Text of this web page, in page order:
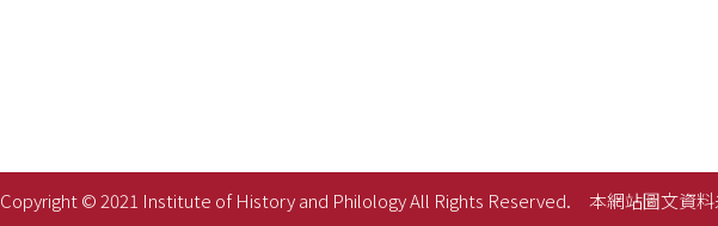
Copyright © 2021 Institute of History and Philology All Rights Reserved. 本網站圖文資